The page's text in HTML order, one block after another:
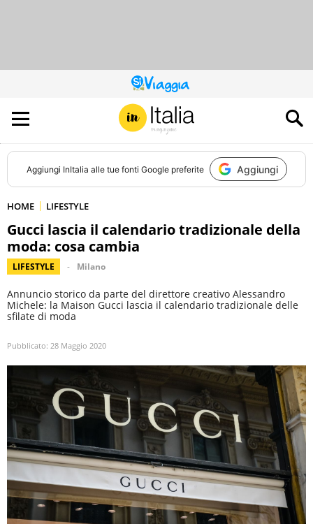
QUESTO
SITO
CONTRIBUISCE
ALL’AUDIENCE
DI
Aggiungi InItalia alle tue fonti Google preferite Aggiungi
HOME LIFESTYLE
Gucci lascia il calendario tradizionale della
moda: cosa cambia
LIFESTYLE Milano
Annuncio storico da parte del direttore creativo Alessandro
Michele: la Maison Gucci lascia il calendario tradizionale delle
sfilate di moda
Pubblicato: 28 Maggio 2020